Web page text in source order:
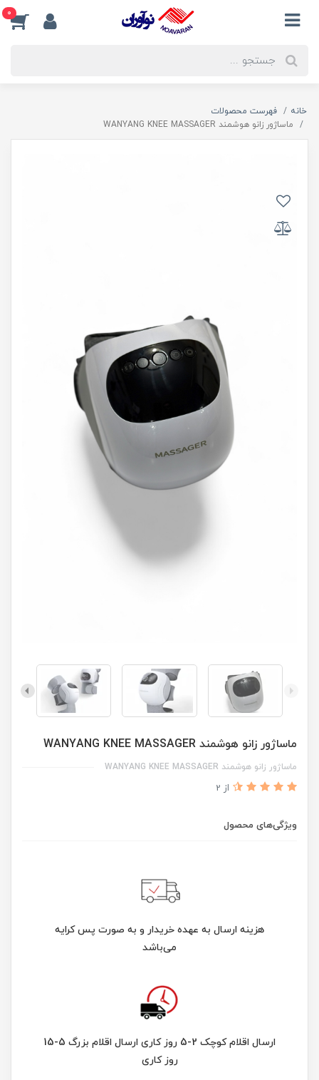
0
خانه
فهرست محصولات
ماساژور زانو هوشمند WANYANG KNEE MASSAGER
ماساژور زانو هوشمند WANYANG KNEE MASSAGER
ماساژور زانو هوشمند WANYANG KNEE MASSAGER
از 2
ویژگی‌های محصول
هزینه ارسال به عهده خریدار و به صورت پس کرایه
می‌باشد
ارسال اقلام کوچک 2-5 روز کاری ارسال اقلام بزرگ 5-15
روز کاری